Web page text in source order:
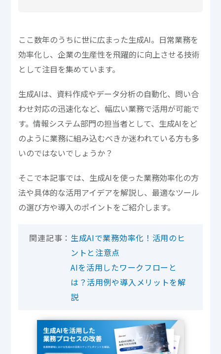
ここ数年のうちに世に広まった生成AI。日常業務を
効率化し、企業の生産性を飛躍的に向上させる技術
として注目を集めています。
生成AIは、資料作成やデータ分析の自動化、問い合
わせ対応の迅速化など、幅広い業務で活用が可能で
す。情報システム部門の担当者として、生成AIをど
のように業務に組み込むべきか迷われている方も多
いのではないでしょうか？
そこで本記事では、生成AIを使った業務効率化の方
法や具体的な活用アイデアを解説し、最適なツール
の選び方や導入のポイントをご紹介します。
関連記事： 生成AIで業務効率化！活用のヒ
ントと注意点
AIを活用したワークフローと
は？活用例や導入メリットを解
説